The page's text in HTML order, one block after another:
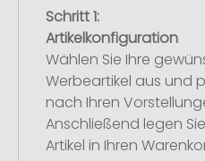
Schritt 1:
Artikelkonfiguration
Wählen Sie Ihre
Werbeartikel aus und
nach Ihren
Anschließend legen
Artikel in Ihren